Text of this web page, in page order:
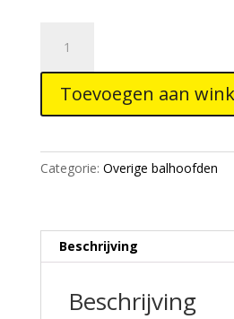
1"
2A
headset
38mm
Toevoegen aan
Categorie: Overige balhoofden
Beschrijving
Beschrijving